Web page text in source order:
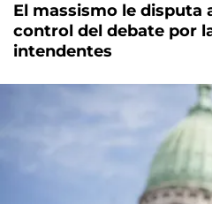
El massismo le disputa
control del debate por
intendentes